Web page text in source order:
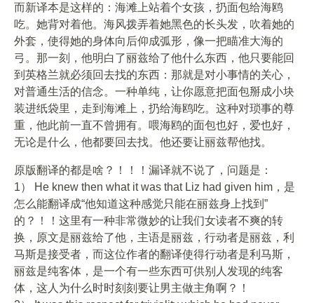
而新译本是这样的：海滩上站着个女孩，扔面包给海鸥
吃。她背对着他。海风拨弄着她黑色的长头发，吹着她的
外套，使得她的身体向后仰成弧形，像一把瞄准大海的
弓。那一刻，他明白了丽兹给了他什么东西，他只要能回
到英格兰就必须回去找的东西：那就是对小事情的关心，
对普通生活的信念。一种单纯，让你愿意把面包掰成小块
装进纸袋里，走到海滩上，扔给海鸥吃。这种对琐事的尊
重，他此前一直不曾拥有。喂海鸥的面包也好，爱也好，
无论是什么，他都要回去找。他还要让丽兹帮他找。
原版翻译的都是啥？！！！漏译就不说了，问题是：
1） He knew then what it was that Liz had given him，是
怎么能翻译成“他知道这种感觉只能在丽兹身上找到”
的？！！这里有一种非常微妙的让我们女读者不爽的转
换，原文是丽兹给了他，主语是丽兹，行动者是丽兹，利
马斯是接受者，而这位作者的翻译使得行动者是利马斯，
丽兹是纯客体，是一个有一些东西可供别人发现的纯客
体，这人为什么时时刻刻要让男主做主角啊？！